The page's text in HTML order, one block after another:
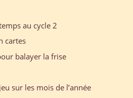
au cycle 2
cartes
balayer la frise
sur les mois de l’année